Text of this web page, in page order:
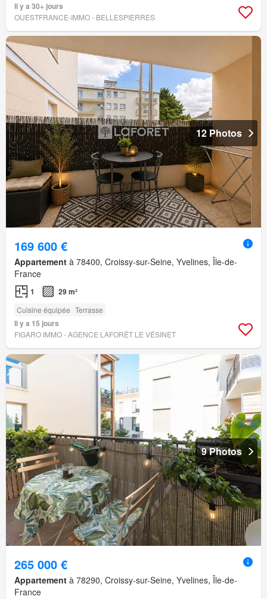
Il y a 30+ jours
OUESTFRANCE-IMMO - BELLESPIERRES
12 Photos
169 600 €
Appartement à 78400, Croissy-sur-Seine, Yvelines, Île-de-
France
1 29 m²
Cuisine équipée Terrasse
Il y a 15 jours
FIGARO IMMO - AGENCE LAFORÊT LE VÉSINET
9 Photos
265 000 €
Appartement à 78290, Croissy-sur-Seine, Yvelines, Île-de-
France